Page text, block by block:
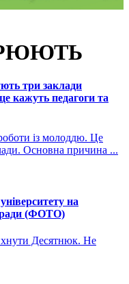
три заклади
кажуть педагоги та
із молоддю. Це
Основна причина ...
на
ради (ФОТО)
Десятнюк. Не